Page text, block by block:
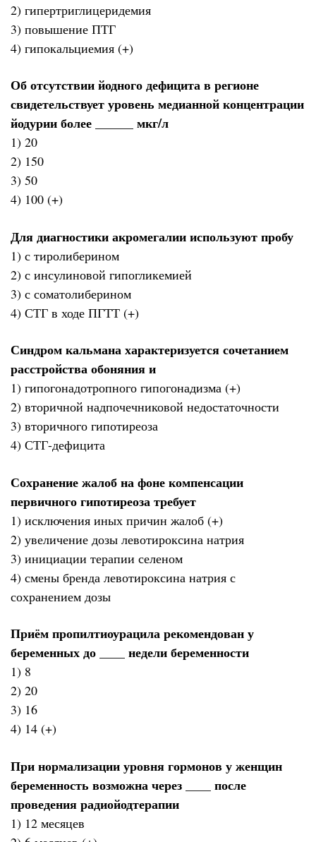
2) гипертриглицеридемия
3) повышение ПТГ
4) гипокальциемия (+)
Об отсутствии йодного дефицита в регионе
свидетельствует уровень медианной концентрации
йодурии более ______ мкг/л
1) 20
2) 150
3) 50
4) 100 (+)
Для диагностики акромегалии используют пробу
1) с тиролиберином
2) с инсулиновой гипогликемией
3) с соматолиберином
4) СТГ в ходе ПГТТ (+)
Синдром кальмана характеризуется сочетанием
расстройства обоняния и
1) гипогонадотропного гипогонадизма (+)
2) вторичной надпочечниковой недостаточности
3) вторичного гипотиреоза
4) СТГ-дефицита
Сохранение жалоб на фоне компенсации
первичного гипотиреоза требует
1) исключения иных причин жалоб (+)
2) увеличение дозы левотироксина натрия
3) инициации терапии селеном
4) смены бренда левотироксина натрия с
сохранением дозы
Приём пропилтиоурацила рекомендован у
беременных до ____ недели беременности
1) 8
2) 20
3) 16
4) 14 (+)
При нормализации уровня гормонов у женщин
беременность возможна через ____ после
проведения радиойодтерапии
1) 12 месяцев